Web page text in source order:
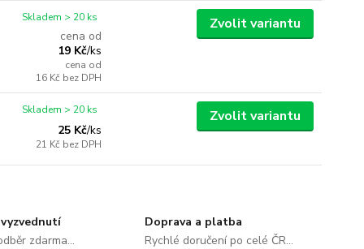
cena od
19 Kč/ks
cena od
16 Kč bez DPH
Skladem > 20 ks Zvolit variantu
25 Kč/ks
21 Kč bez DPH
Skladem > 20 ks Zvolit variantu
zdarma...
Doprava a platba
Rychlé doručení po celé ČR...